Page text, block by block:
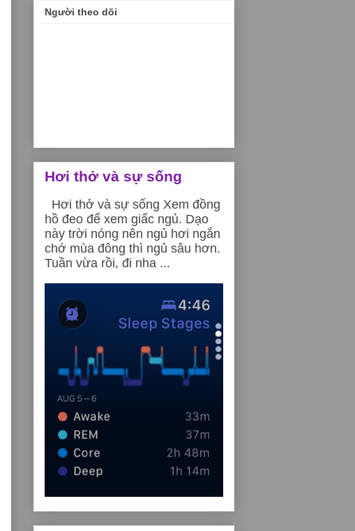
Người theo dõi
Hơi thở và sự sống
Hơi thở và sự sống Xem đồng
hồ đeo để xem giấc ngủ. Dạo
này trời nóng nên ngủ hơi ngắn
chớ mùa đông thì ngủ sâu hơn.
Tuần vừa rồi, đi nha ...